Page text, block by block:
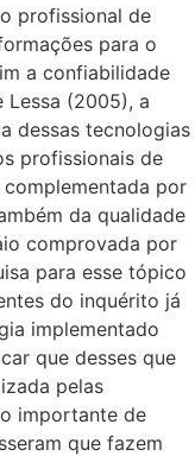
profissional de
para o
a confiabilidade
Lessa (2005), a
dessas tecnologias
profissionais de
por
da qualidade
comprovada por
para esse tópico
do inquérito já
implementado
que desses que
pelas
importante de
que fazem